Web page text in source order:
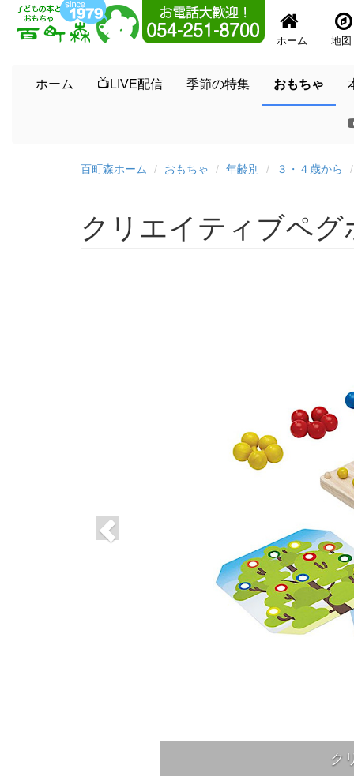
ホーム 地図
ホーム 📺LIVE配信 季節の特集 おもちゃ
百町森ホーム おもちゃ 年齢別 ３・４歳から
クリエイティブペグ
ク